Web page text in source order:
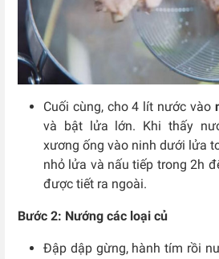
Cuối cùng, cho 4 lít nước vào
và bật lửa lớn. Khi thấy
xương ống vào ninh dưới lửa
nhỏ lửa và nấu tiếp trong 2h
được tiết ra ngoài.
Bước 2: Nướng các loại củ
Đập dập gừng, hành tím rồi